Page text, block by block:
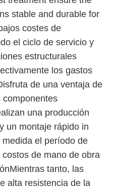
acero
stable and durable for
costes de
el ciclo de servicio y
estructurales
los gastos
de una ventaja de
componentes
una producción
un montaje rápido in
el período de
de mano de obra
tanto, las
alta resistencia de la